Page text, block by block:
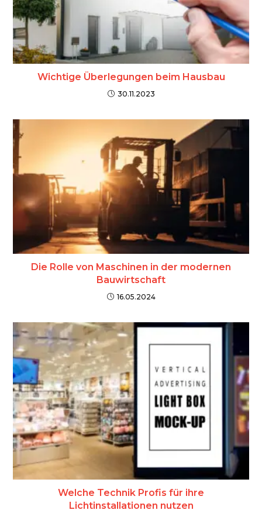
Wichtige Überlegungen beim Hausbau
30.11.2023
Die Rolle von Maschinen in der modernen
Bauwirtschaft
16.05.2024
Welche Technik Profis für ihre
Lichtinstallationen nutzen